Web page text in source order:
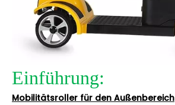
Einführung:
Mobilitätsroller für den Außenbereich